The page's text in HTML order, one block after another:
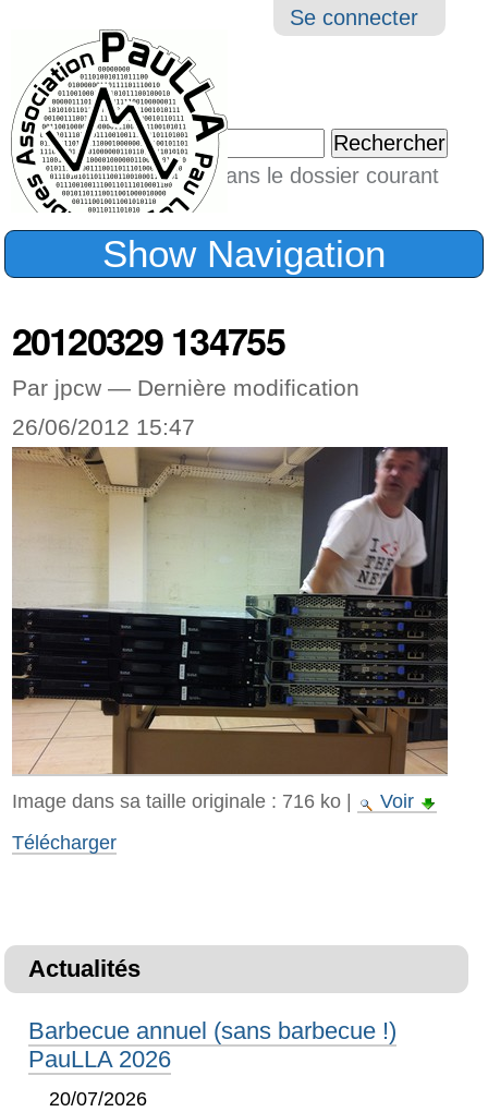
Outils
Se connecter
Chercher par
Seulement dans le dossier courant
Recherche
Show Navigation
20120329 134755
Par jpcw — Dernière modification
26/06/2012 15:47
Image dans sa taille originale : 716 ko|
Voir
Télécharger
Actualités
Barbecue annuel (sans barbecue !)
PauLLA 2026
20/07/2026